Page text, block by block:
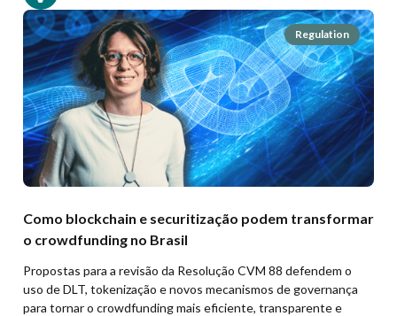
Regulation
Como blockchain e securitização podem transformar
o crowdfunding no Brasil
Propostas para a revisão da Resolução CVM 88 defendem o
uso de DLT, tokenização e novos mecanismos de governança
para tornar o crowdfunding mais eficiente, transparente e